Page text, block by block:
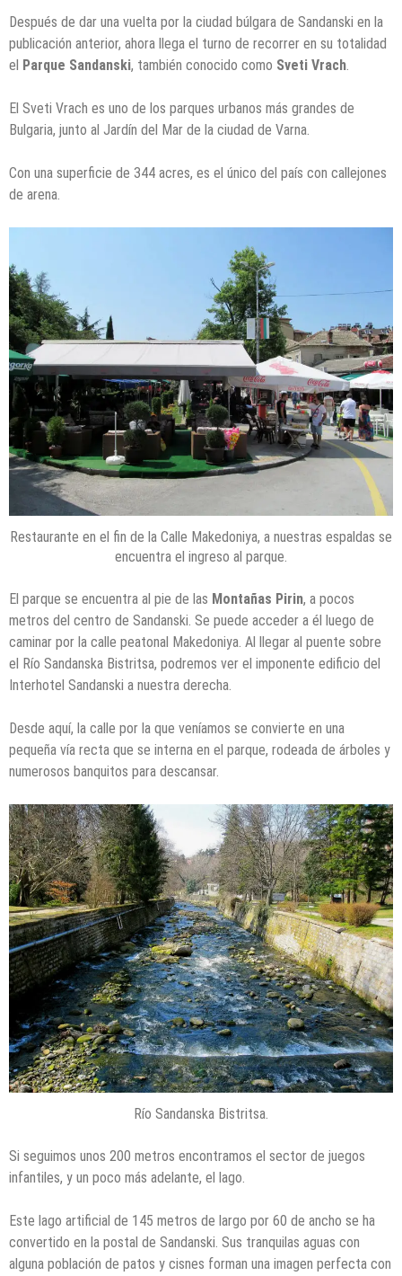
Después de dar una vuelta por la ciudad búlgara de Sandanski en la
publicación anterior, ahora llega el turno de recorrer en su totalidad
el Parque Sandanski, también conocido como Sveti Vrach.
El Sveti Vrach es uno de los parques urbanos más grandes de
Bulgaria, junto al Jardín del Mar de la ciudad de Varna.
Con una superficie de 344 acres, es el único del país con callejones
de arena.
Restaurante en el fin de la Calle Makedoniya, a nuestras espaldas se
encuentra el ingreso al parque.
El parque se encuentra al pie de las Montañas Pirin, a pocos
metros del centro de Sandanski. Se puede acceder a él luego de
caminar por la calle peatonal Makedoniya. Al llegar al puente sobre
el Río Sandanska Bistritsa, podremos ver el imponente edificio del
Interhotel Sandanski a nuestra derecha.
Desde aquí, la calle por la que veníamos se convierte en una
pequeña vía recta que se interna en el parque, rodeada de árboles y
numerosos banquitos para descansar.
Río Sandanska Bistritsa.
Si seguimos unos 200 metros encontramos el sector de juegos
infantiles, y un poco más adelante, el lago.
Este lago artificial de 145 metros de largo por 60 de ancho se ha
convertido en la postal de Sandanski. Sus tranquilas aguas con
alguna población de patos y cisnes forman una imagen perfecta con